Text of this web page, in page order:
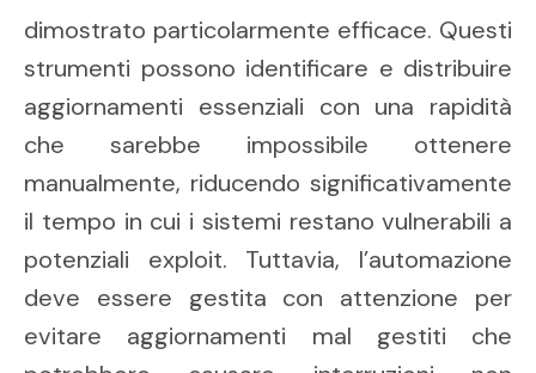
dimostrato particolarmente efficace. Questi
strumenti possono identificare e distribuire
aggiornamenti essenziali con una rapidità
che sarebbe impossibile ottenere
manualmente, riducendo significativamente
il tempo in cui i sistemi restano vulnerabili a
potenziali exploit. Tuttavia, l’automazione
deve essere gestita con attenzione per
evitare aggiornamenti mal gestiti che